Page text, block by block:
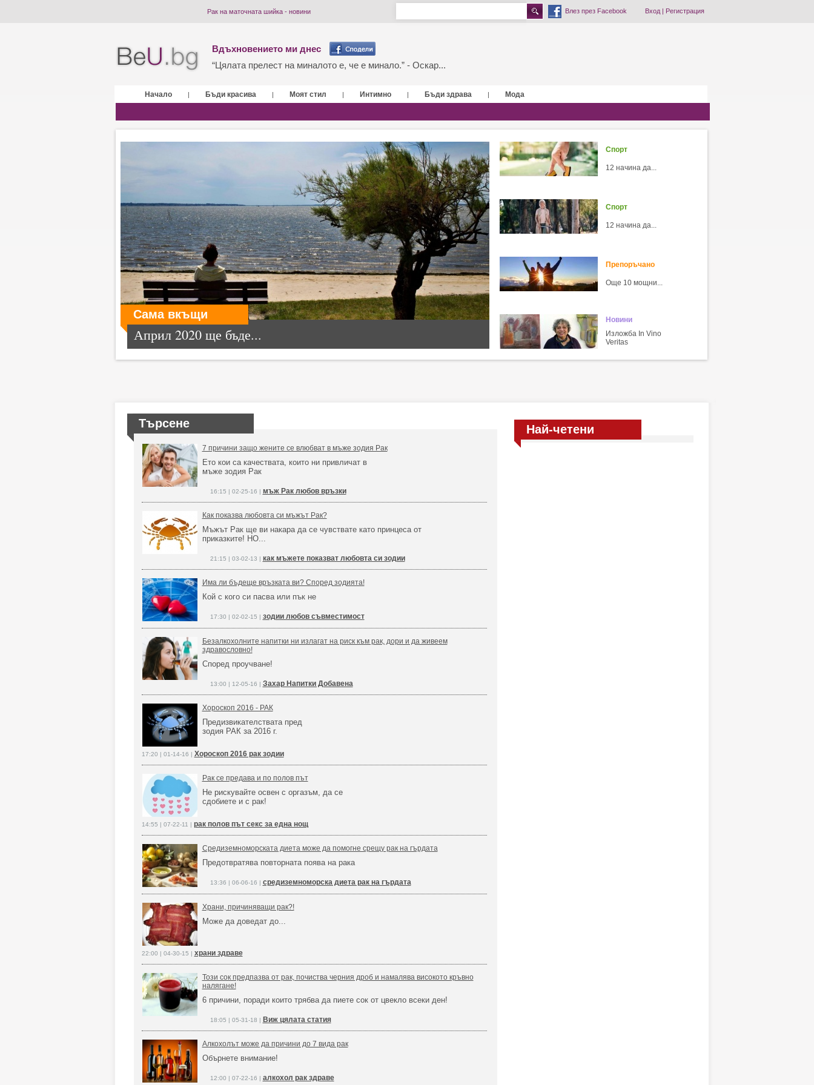
Рак на маточната шийка - новини Влез през Facebook Вход| Регистрация
Вдъхновението ми днес
“Цялата прелест на миналото е, че е минало.” - Оскар...
Начало | Бъди красива | Моят стил | Интимно | Бъди здрава | Мода
Сама вкъщи
Април 2020 ще бъде...
Спорт
12 начина да...
Спорт
12 начина да...
Препоръчано
Още 10 мощни...
Новини
Изложба In Vino
Veritas
Търсене
7 причини защо жените се влюбват в мъже зодия Рак
Ето кои са качествата, които ни привличат в
мъже зодия Рак
16:15 | 02-25-16 | мъж Рак любов връзки
Как показва любовта си мъжът Рак?
Мъжът Рак ще ви накара да се чувствате като принцеса от
приказките! НО...
21:15 | 03-02-13 | как мъжете показват любовта си зодии
Има ли бъдеще връзката ви? Според зодията!
Кой с кого си пасва или пък не
17:30 | 02-02-15 | зодии любов съвместимост
Безалкохолните напитки ни излагат на риск към рак, дори и да живеем
здравословно!
Според проучване!
13:00 | 12-05-16 | Захар Напитки Добавена
Хороскоп 2016 - РАК
Предизвикателствата пред
зодия РАК за 2016 г.
17:20 | 01-14-16 | Хороскоп 2016 рак зодии
Рак се предава и по полов път
Не рискувайте освен с оргазъм, да се
сдобиете и с рак!
14:55 | 07-22-11 | рак полов път секс за една нощ
Средиземноморската диета може да помoгне срещу рак на гърдата
Предотвратява повторната поява на рака
13:36 | 06-06-16 | средиземноморска диета рак на гърдата
Храни, причиняващи рак?!
Може да доведат до...
22:00 | 04-30-15 | храни здраве
Този сок предпазва от рак, почиства черния дроб и намалява високото кръвно
налягане!
6 причини, поради които трябва да пиете сок от цвекло всеки ден!
18:05 | 05-31-18 | Виж цялата статия
Алкохолът може да причини до 7 вида рак
Обърнете внимание!
12:00 | 07-22-16 | алкохол рак здраве
Най-четени